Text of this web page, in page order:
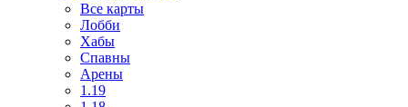
Все карты
Лобби
Хабы
Спавны
Арены
1.19